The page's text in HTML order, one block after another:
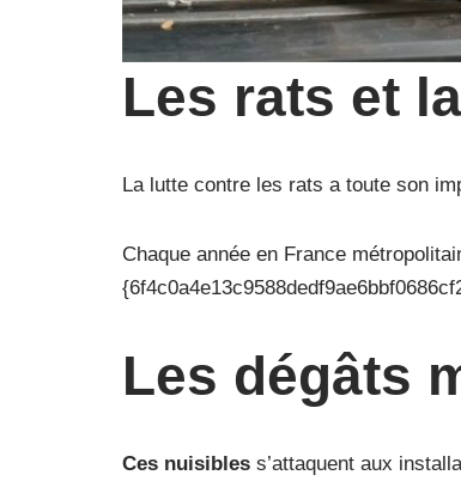
Les rats et
La lutte contre les rats a toute son
Chaque année en France
Les dégâts
Ces nuisibles s’attaquent aux